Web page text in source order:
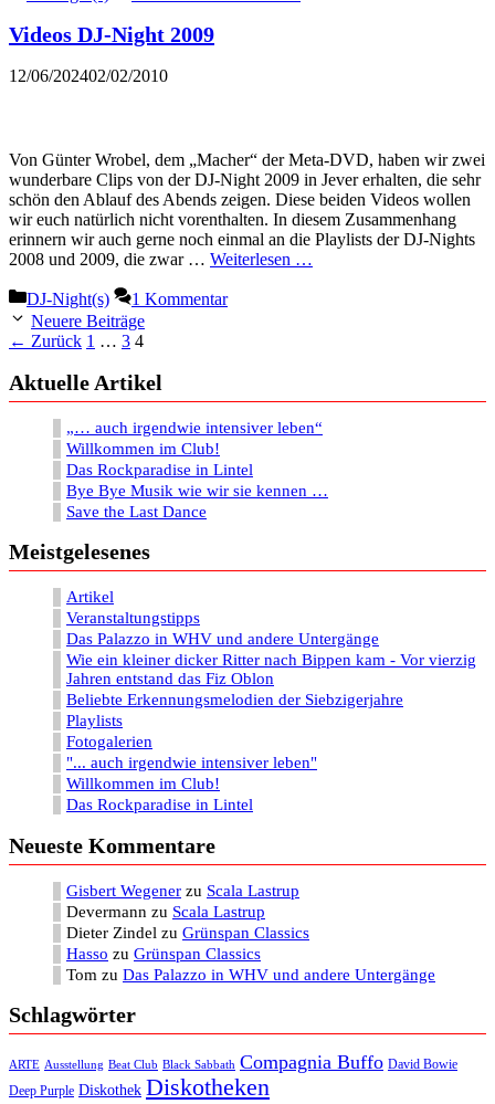
Videos DJ-Night 2009
12/06/202402/02/2010
Von Günter Wrobel, dem „Macher“ der Meta-DVD, haben wir zwei
wunderbare Clips von der DJ-Night 2009 in Jever erhalten, die sehr
schön den Ablauf des Abends zeigen. Diese beiden Videos wollen
wir euch natürlich nicht vorenthalten. In diesem Zusammenhang
erinnern wir auch gerne noch einmal an die Playlists der DJ-Nights
2008 und 2009, die zwar … Weiterlesen …
Kategorien
DJ-Night(s)
1 Kommentar
Neuere Beiträge
← Zurück Seite
1 … Seite
3 Seite
4
Aktuelle Artikel
„… auch irgendwie intensiver leben“
Willkommen im Club!
Das Rockparadise in Lintel
Bye Bye Musik wie wir sie kennen …
Save the Last Dance
Meistgelesenes
Artikel
Veranstaltungstipps
Das Palazzo in WHV und andere Untergänge
Wie ein kleiner dicker Ritter nach Bippen kam - Vor vierzig
Jahren entstand das Fiz Oblon
Beliebte Erkennungsmelodien der Siebzigerjahre
Playlists
Fotogalerien
"... auch irgendwie intensiver leben"
Willkommen im Club!
Das Rockparadise in Lintel
Neueste Kommentare
Gisbert Wegener zu Scala Lastrup
Devermann zu Scala Lastrup
Dieter Zindel zu Grünspan Classics
Hasso zu Grünspan Classics
Tom zu Das Palazzo in WHV und andere Untergänge
Schlagwörter
ARTE Ausstellung Beat Club Black Sabbath Compagnia Buffo David Bowie
Deep Purple Diskothek Diskotheken